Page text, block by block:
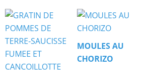
MOULES AU
CHORIZO